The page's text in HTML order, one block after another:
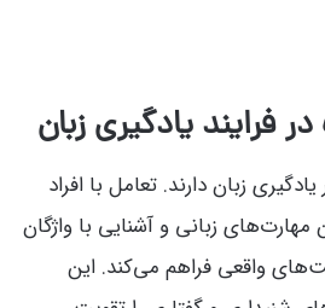
فرایند یادگیری زبان
زبان دارند. تعامل با افراد
زبانی و آشنایی با واژگان
واقعی فراهم می‌کند. این